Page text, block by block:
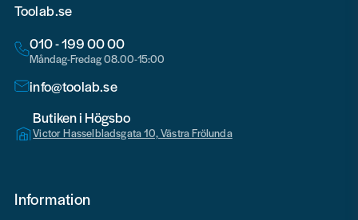
Toolab.se
010 - 199 00 00
Måndag-Fredag 08.00-15:00
info@toolab.se
Butiken i Högsbo
Victor Hasselbladsgata 10, Västra Frölunda
Information